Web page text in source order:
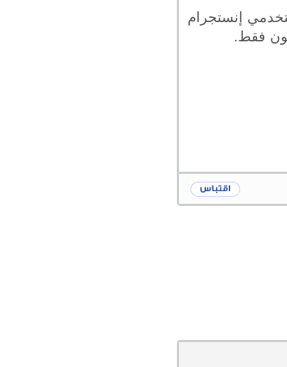
إنستجرام